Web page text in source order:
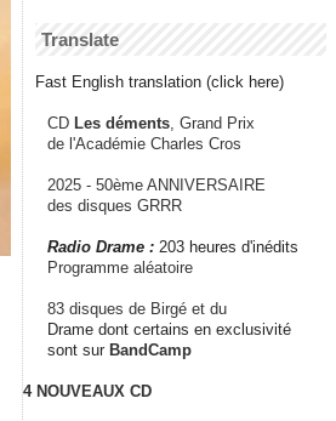
Translate
Fast English translation (click here)
CD Les déments , Grand Prix
de l'Académie Charles Cros
2025 - 50ème ANNIVERSAIRE
des disques GRRR
Radio Drame : 203 heures d'inédits
Programme aléatoire
83 disques de Birgé et du
Drame dont certains en exclusivité
sont sur BandCamp
4 NOUVEAUX CD